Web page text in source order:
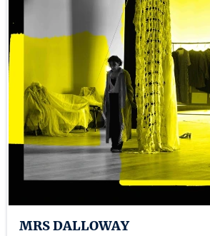
MRS DALLOWAY